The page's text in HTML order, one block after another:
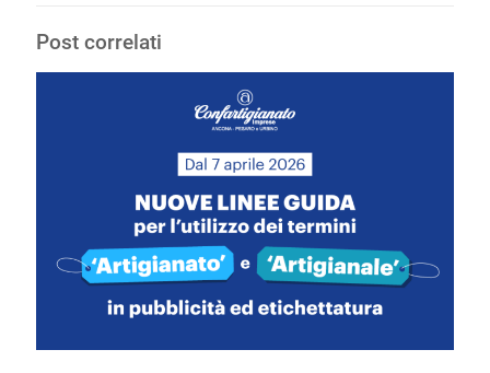
Post correlati